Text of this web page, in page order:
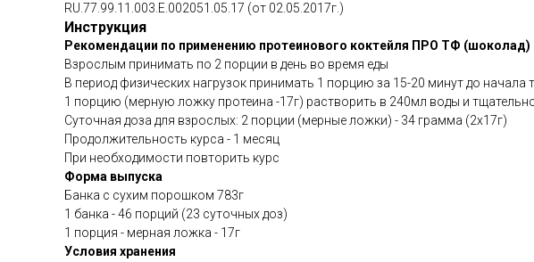
RU.77.99.11.003.Е.002051.05.17 (от 02.05.2017г.)
Инструкция
Рекомендации по применению протеинового коктейля ПРО ТФ (шоколад)
Взрослым принимать по 2 порции в день во время еды
В период физических нагрузок принимать 1 порцию за 15-20 минут до
1 порцию (мерную ложку протеина -17г) растворить в 240мл воды и
Суточная доза для взрослых: 2 порции (мерные ложки) - 34 грамма (2х17г)
Продолжительность курса - 1 месяц
При необходимости повторить курс
Форма выпуска
Банка с сухим порошком 783г
1 банка - 46 порций (23 суточных доз)
1 порция - мерная ложка - 17г
Условия хранения